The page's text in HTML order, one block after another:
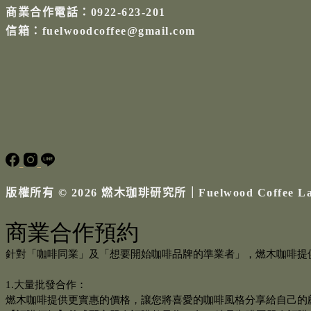
商業合作電話：0922-623-201
信箱：fuelwoodcoffee@gmail.com
版權所有 © 2026 燃木珈琲研究所｜Fuelwood Coffee